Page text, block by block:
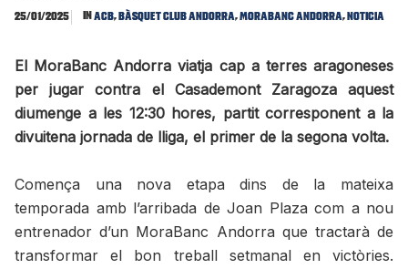
25/01/2025 InACB,Bàsquet Club Andorra,MoraBanc Andorra,Noticia
El MoraBanc Andorra viatja cap a terres aragoneses
per jugar contra el Casademont Zaragoza aquest
diumenge a les 12:30 hores, partit corresponent a la
divuitena jornada de lliga, el primer de la segona volta.
Comença una nova etapa dins de la mateixa
temporada amb l’arribada de Joan Plaza com a nou
entrenador d’un MoraBanc Andorra que tractarà de
transformar el bon treball setmanal en victòries.